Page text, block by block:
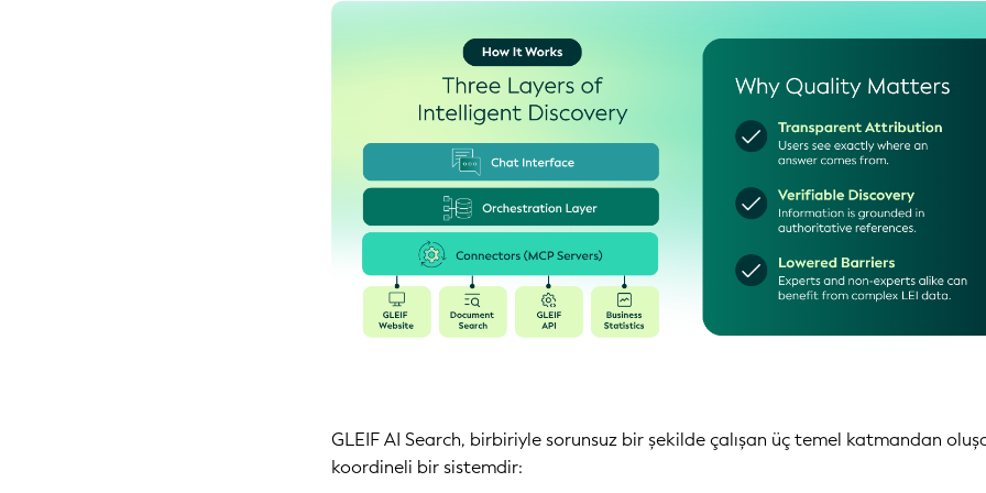
GLEIF AI Search, birbiriyle sorunsuz bir şekilde çalışan üç temel katmandan
koordineli bir sistemdir: